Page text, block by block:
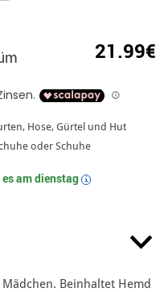
21.99€
Hose, Gürtel und Hut
oder Schuhe
amdienstag i
Beinhaltet Hemd